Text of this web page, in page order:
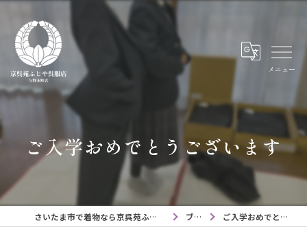
メニュー
ご入学おめでとうございます
さいたま市で着物なら京呉苑ふじや呉服店与野本町店 ブログ ご入学おめでとうございます